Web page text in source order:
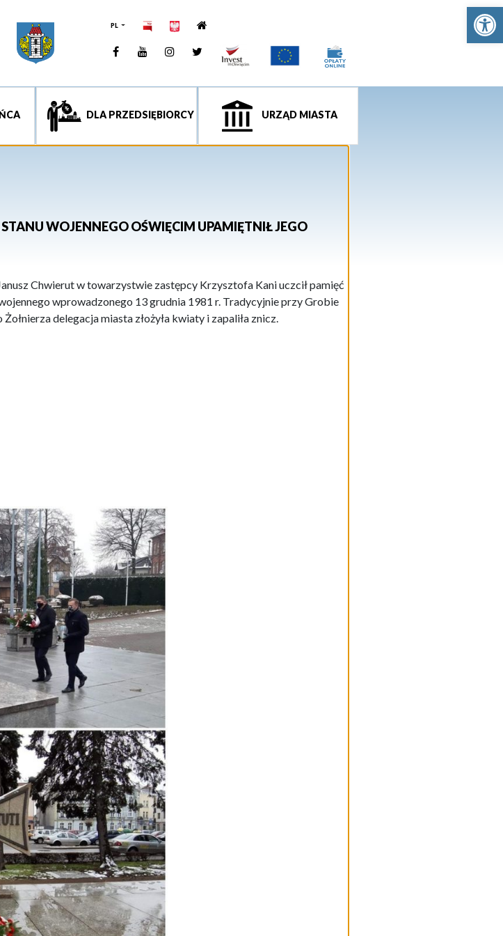
PL
FacebookYouTUbeInstagramTwitter
DLA PRZEDSIĘBIORCY URZĄD MIASTA
WOJENNEGO OŚWIĘCIM UPAMIĘTNIŁ JEGO
Chwierut w towarzystwie zastępcy Krzysztofa Kani uczcił pamięć
wprowadzonego 13 grudnia 1981 r. Tradycyjnie przy Grobie
Żołnierza delegacja miasta złożyła kwiaty i zapaliła znicz.